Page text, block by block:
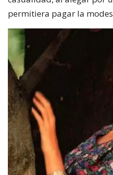
permitiera pagar la